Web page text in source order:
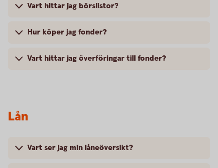
Vart hittar jag börslistor?
Hur köper jag fonder?
Vart hittar jag överföringar till fonder?
Lån
Vart ser jag min låneöversikt?